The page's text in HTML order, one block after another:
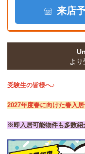
来店
よ
受験生の皆様へ♪
2027年度春に向けた春入
※即入居可能物件も多数